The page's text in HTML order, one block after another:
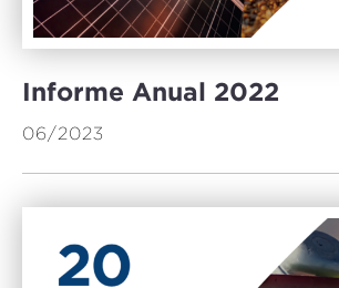
Informe Anual 2022
06/2023